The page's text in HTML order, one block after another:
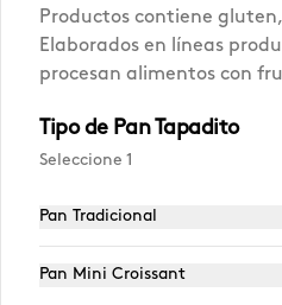
Lo Saldes
Productos contiene
Elaborados en líneas
procesan alimentos con
Tipo de Pan Tapadito
Seleccione 1
Pan Tradicional
Pan Mini Croissant